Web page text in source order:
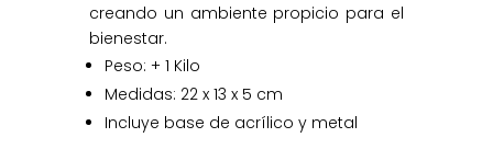
creando un ambiente propicio para el
bienestar.
Peso: + 1 Kilo
Medidas: 22 x 13 x 5 cm
Incluye base de acrílico y metal